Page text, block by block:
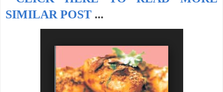
SIMILAR POST ...